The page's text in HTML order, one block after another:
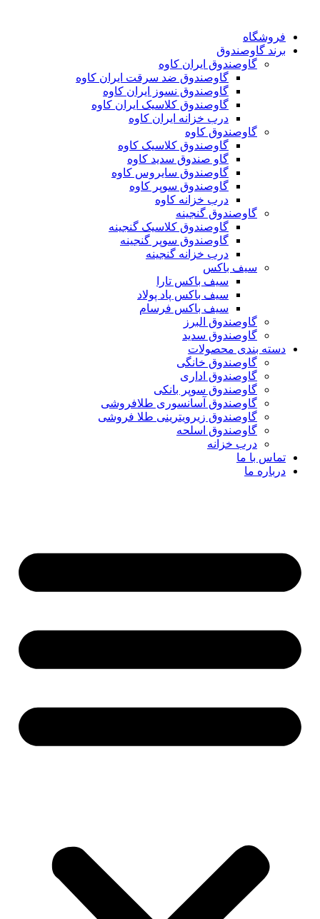
فروشگاه
برند گاوصندوق
گاوصندوق ایران کاوه
گاوصندوق ضد سرقت ایران کاوه
گاوصندوق نسوز ایران کاوه
گاوصندوق کلاسیک ایران کاوه
درب خزانه ایران کاوه
گاوصندوق کاوه
گاوصندوق کلاسیک کاوه
گاو صندوق سدید کاوه
گاوصندوق سایروس کاوه
گاوصندوق سوپر کاوه
درب خزانه کاوه
گاوصندوق گنجینه
گاوصندوق کلاسیک گنجینه
گاوصندوق سوپر گنجینه
درب خزانه گنجینه
سیف باکس
سیف باکس تارا
سیف باکس پاد پولاد
سیف باکس فرسام
گاوصندوق البرز
گاوصندوق سدید
دسته بندی محصولات
گاوصندوق خانگی
گاوصندوق اداری
گاوصندوق سوپر بانکی
گاوصندوق آسانسوری طلافروشی
گاوصندوق زیرویترینی طلا فروشی
گاوصندوق اسلحه
درب خزانه
تماس با ما
درباره ما